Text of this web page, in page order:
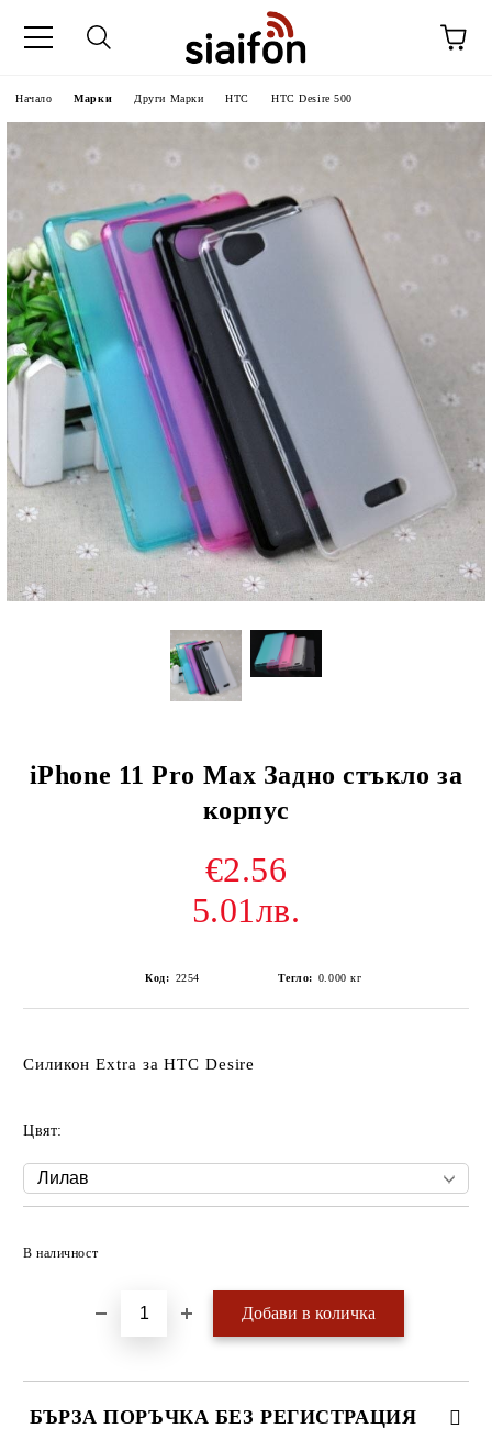
Начало Марки Други Марки HTC HTC Desire 500
iPhone 11 Pro Max Задно стъкло за
корпус
€2.56
5.01лв.
Код: 2254 Тегло: 0.000 кг
Силикон Extra за HTC Desire
Цвят:
В наличност
БЪРЗА ПОРЪЧКА БЕЗ РЕГИСТРАЦИЯ